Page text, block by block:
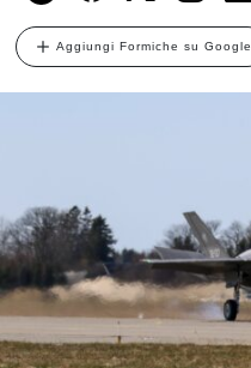
Aggiungi Formiche su Google